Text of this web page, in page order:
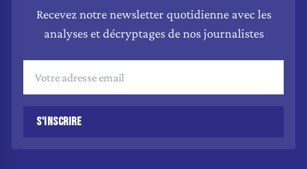
Recevez notre newsletter quotidienne avec les
analyses et décryptages de nos journalistes
S'INSCRIRE